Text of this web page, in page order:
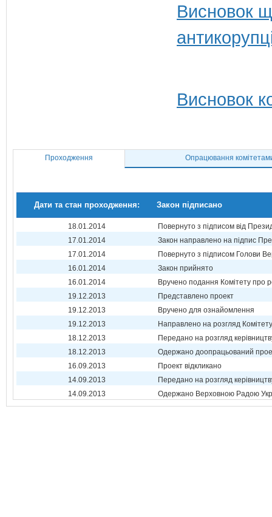
Висновок
Висновок
Проходження Опрацювання
Дати та стан проходження: Закон підписано
18.01.2014
Повернуто з підписом від
17.01.2014
Закон направлено на підпис
17.01.2014
Повернуто з підписом Голови
16.01.2014
Закон прийнято
16.01.2014
Вручено подання Комітету про
19.12.2013
Представлено проект
19.12.2013
Вручено для ознайомлення
19.12.2013
Направлено на розгляд Комітету
18.12.2013
Передано на розгляд
18.12.2013
Одержано доопрацьований
16.09.2013
Проект відкликано
14.09.2013
Передано на розгляд
14.09.2013
Одержано Верховною Радою